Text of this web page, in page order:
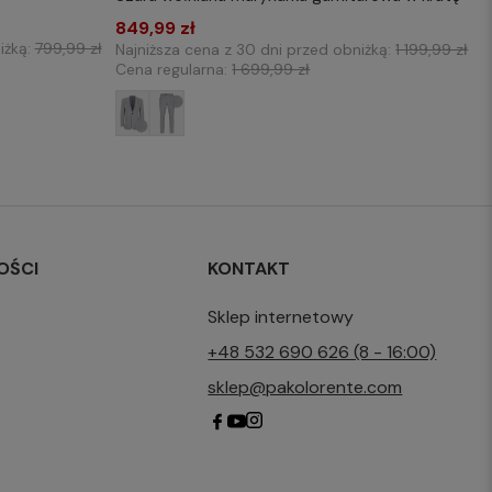
58 799,99 zł
176/48
182/50
182/52 182/54
182/56
188/50
188/52 188/54
849,99 zł
Najniższa cena z 30 dni przed obniżką:1 199,99 zł
Cena regularna:1 699,99 zł
KONTAKT
Sklep internetowy
+48 532 690 626 (8 - 16:00)
sklep@pakolorente.com